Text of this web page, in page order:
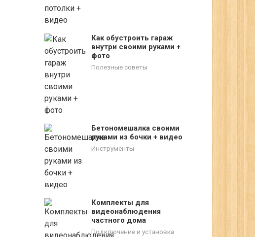
Как обустроить гараж
внутри своими руками +
фото
Полезные советы
Бетономешалка своими
руками из бочки + видео
Инструменты
Комплекты для
видеонаблюдения
частного дома
Подключение и установка